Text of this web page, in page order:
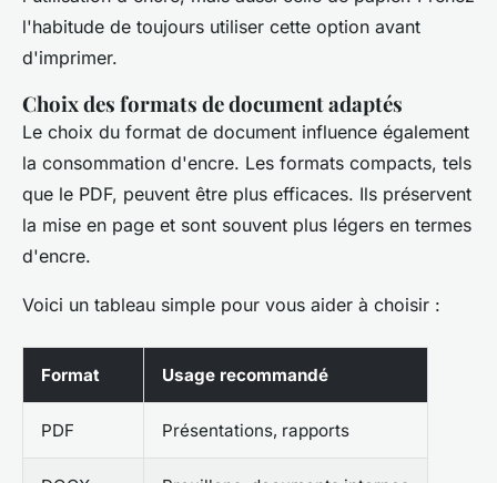
l'habitude de toujours utiliser cette option avant
d'imprimer.
Choix des formats de document adaptés
Le choix du format de document influence également
la consommation d'encre. Les formats compacts, tels
que le PDF, peuvent être plus efficaces. Ils préservent
la mise en page et sont souvent plus légers en termes
d'encre.
Voici un tableau simple pour vous aider à choisir :
Format Usage recommandé
PDF Présentations, rapports